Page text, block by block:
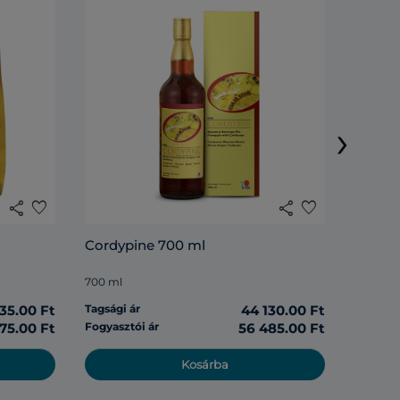
share favorite
Ft
Ft
share favorite
Cordypine 700 ml
700 ml
Tagsági ár
44 130.00 Ft
Fogyasztói ár 56 485.00 Ft
Kosárba
›